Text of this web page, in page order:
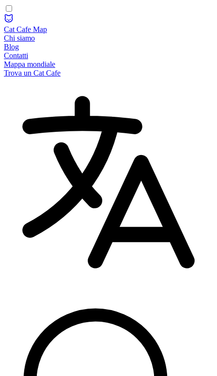
Cat Cafe Map
Chi siamo
Blog
Contatti
Mappa mondiale
Trova un Cat Cafe